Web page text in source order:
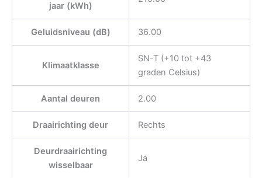
jaar (kWh)
Geluidsniveau (dB) 36.00
Klimaatklasse
SN-T (+10 tot +43
graden Celsius)
Aantal deuren 2.00
Draairichting deur Rechts
Deurdraairichting
wisselbaar
Ja